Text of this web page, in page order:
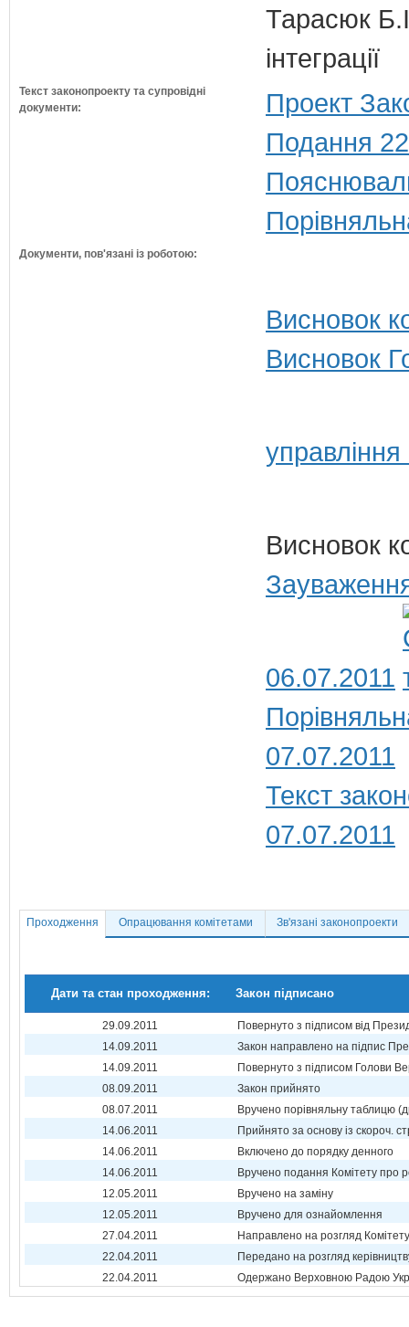
Тарасюк
інтеграції
Текст законопроекту та супровідні
документи:
Проект
Подання
Документи, пов'язані із роботою:
Висновок
Висновок
Висновок
06.07.2011
07.07.2011
Текст
07.07.2011
Проходження Опрацювання комітетами Зв'язані законопроекти
Дати та стан проходження: Закон підписано
29.09.2011
Повернуто з підписом від
14.09.2011
Закон направлено на підпис
14.09.2011
Повернуто з підписом Голови
08.09.2011
Закон прийнято
08.07.2011
Вручено порівняльну таблицю
14.06.2011
Прийнято за основу із скороч.
14.06.2011
Включено до порядку денного
14.06.2011
Вручено подання Комітету про
12.05.2011
Вручено на заміну
12.05.2011
Вручено для ознайомлення
27.04.2011
Направлено на розгляд Комітету
22.04.2011
Передано на розгляд
22.04.2011
Одержано Верховною Радою